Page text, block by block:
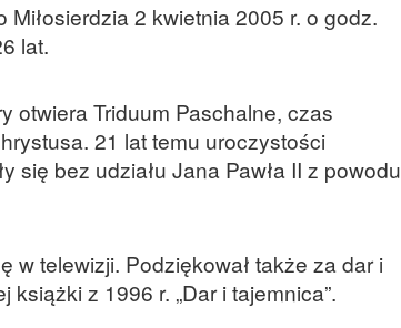
Miłosierdzia 2 kwietnia 2005 r. o godz.
lat.
otwiera Triduum Paschalne, czas
21 lat temu uroczystości
się bez udziału Jana Pawła II z powodu
w telewizji. Podziękował także za dar i
z 1996 r. „Dar i tajemnica”.